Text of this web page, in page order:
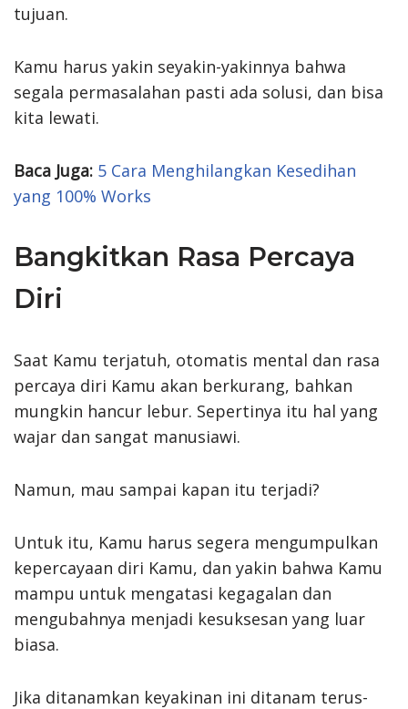
tujuan.
Kamu harus yakin seyakin-yakinnya bahwa
segala permasalahan pasti ada solusi, dan bisa
kita lewati.
Baca Juga: 5 Cara Menghilangkan Kesedihan
yang 100% Works
Bangkitkan Rasa Percaya
Diri
Saat Kamu terjatuh, otomatis mental dan rasa
percaya diri Kamu akan berkurang, bahkan
mungkin hancur lebur. Sepertinya itu hal yang
wajar dan sangat manusiawi.
Namun, mau sampai kapan itu terjadi?
Untuk itu, Kamu harus segera mengumpulkan
kepercayaan diri Kamu, dan yakin bahwa Kamu
mampu untuk mengatasi kegagalan dan
mengubahnya menjadi kesuksesan yang luar
biasa.
Jika ditanamkan keyakinan ini ditanam terus-